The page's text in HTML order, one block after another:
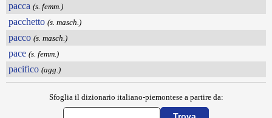
pacca (s. femm.)
pacchetto (s. masch.)
pacco (s. masch.)
pace (s. femm.)
pacifico (agg.)
Sfoglia il dizionario italiano-piemontese a partire da: